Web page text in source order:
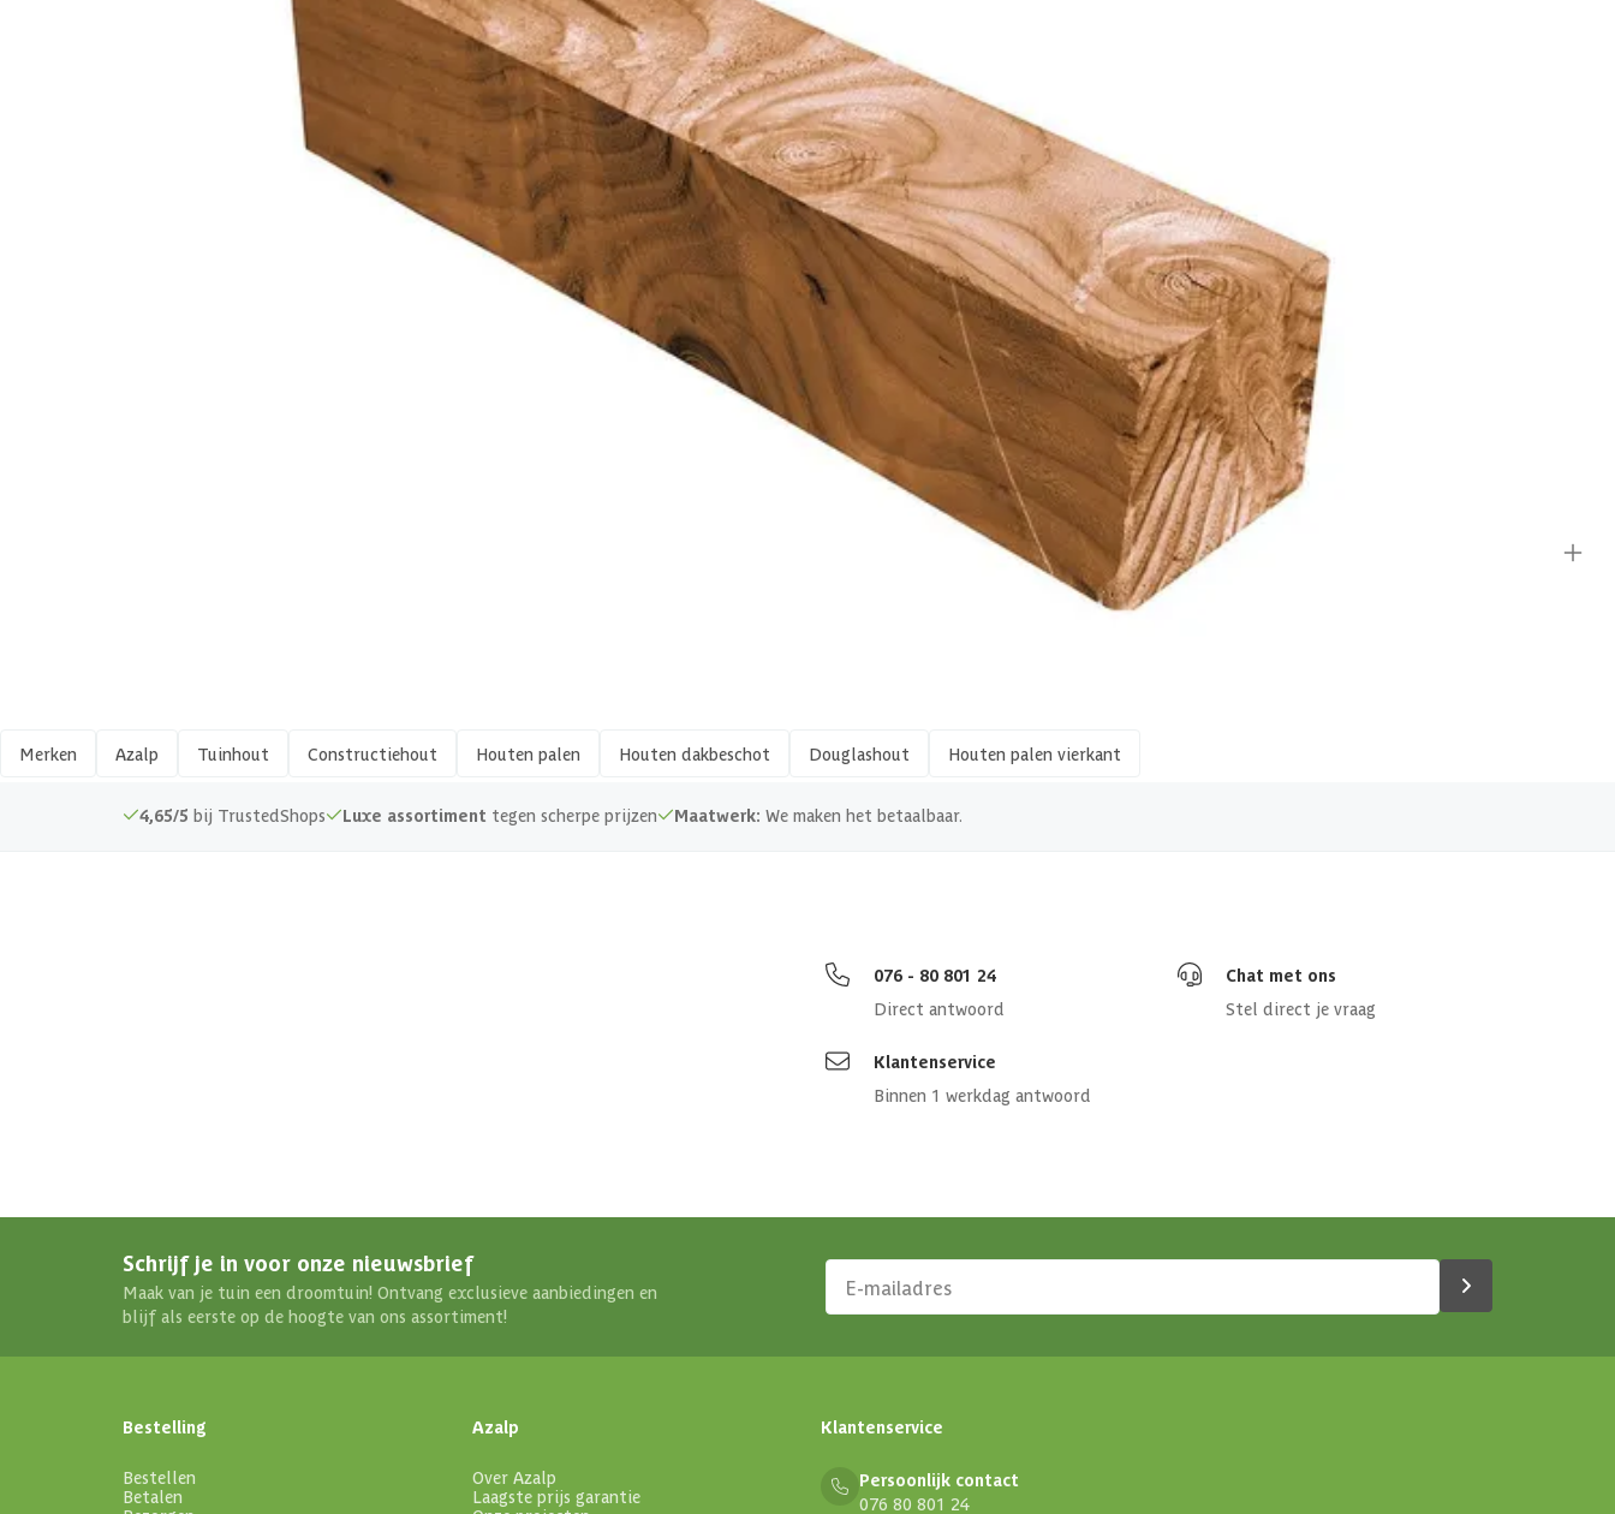
250 cm
Onbehandeld
Douglashout
Out of stock
20 mm
24-247-0025-0
1024247002503
Afwerking Geschaafd
Zachthout
Merken Azalp Tuinhout Constructiehout Houten palen Houten dakbeschot Douglashout Houten palen vierkant
4,65/5 bij TrustedShops Luxe assortiment tegen scherpe prijzen Maatwerk: We maken het betaalbaar.
076 - 80 801 24
Direct antwoord
Chat met ons
Stel direct je vraag
Klantenservice
Binnen 1 werkdag antwoord
Schrijf je in voor onze nieuwsbrief
Maak van je tuin een droomtuin! Ontvang exclusieve aanbiedingen en
blijf als eerste op de hoogte van ons assortiment!
Bestelling
Bestellen
Betalen
Azalp
Over Azalp
Laagste prijs garantie
Klantenservice
Persoonlijk contact
076 80 801 24